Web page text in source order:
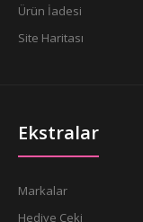
Ürün İadesi
Site Haritası
Ekstralar
Markalar
Hediye Çeki